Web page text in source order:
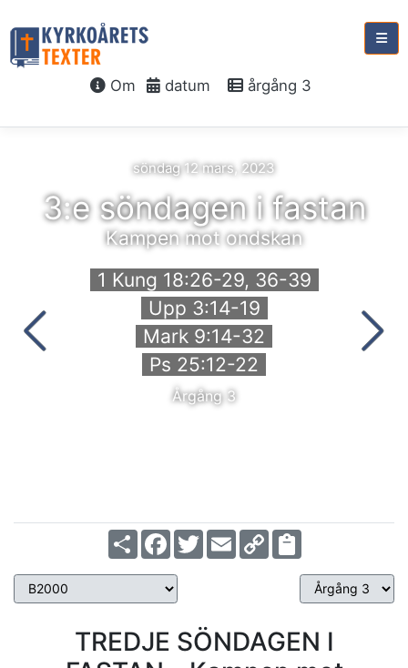
Om datum årgång 3
söndag 12 mars, 2023
3:e söndagen i fastan
Kampen mot ondskan
1 Kung 18:26-29, 36-39
Upp 3:14-19
Mark 9:14-32
Ps 25:12-22
Årgång 3
ShareFacebook
TwitterEmailCopy
Link
TREDJE SÖNDAGEN I